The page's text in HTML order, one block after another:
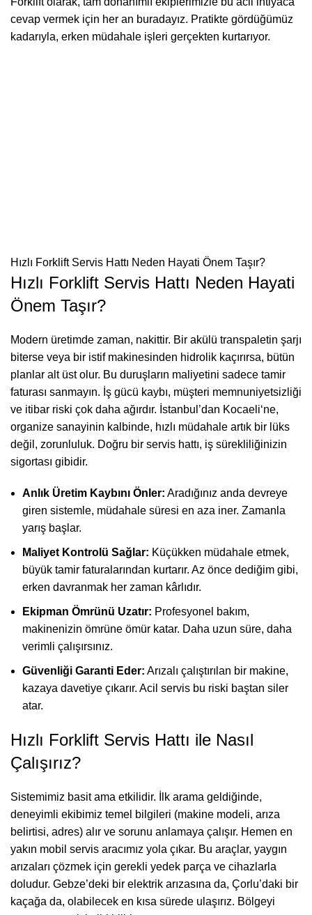
cevap vermek için her an buradayız. Pratikte gördüğümüz
kadarıyla, erken müdahale işleri gerçekten kurtarıyor.
Hızlı Forklift Servis Hattı Neden Hayati Önem Taşır?
Hızlı Forklift Servis Hattı Neden Hayati
Önem Taşır?
Modern üretimde zaman, nakittir. Bir akülü transpaletin şarjı
biterse veya bir istif makinesinden hidrolik kaçırırsa, bütün
planlar alt üst olur. Bu duruşların maliyetini sadece tamir
faturası sanmayın. İş gücü kaybı, müşteri memnuniyetsizliği
ve itibar riski çok daha ağırdır. İstanbul’dan Kocaeli‘ne,
organize sanayinin kalbinde, hızlı müdahale artık bir lüks
değil, zorunluluk. Doğru bir servis hattı, iş sürekliliğinizin
sigortası gibidir.
Anlık Üretim Kaybını Önler: Aradığınız anda devreye
giren sistemle, müdahale süresi en aza iner. Zamanla
yarış başlar.
Maliyet Kontrolü Sağlar: Küçükken müdahale etmek,
büyük tamir faturalarından kurtarır. Az önce dediğim gibi,
erken davranmak her zaman kârlıdır.
Ekipman Ömrünü Uzatır: Profesyonel bakım,
makinenizin ömrüne ömür katar. Daha uzun süre, daha
verimli çalışırsınız.
Güvenliği Garanti Eder: Arızalı çalıştırılan bir makine,
kazaya davetiye çıkarır. Acil servis bu riski baştan siler
atar.
Hızlı Forklift Servis Hattı ile Nasıl
Çalışırız?
Sistemimiz basit ama etkilidir. İlk arama geldiğinde,
deneyimli ekibimiz temel bilgileri (makine modeli, arıza
belirtisi, adres) alır ve sorunu anlamaya çalışır. Hemen en
yakın mobil servis aracımız yola çıkar. Bu araçlar, yaygın
arızaları çözmek için gerekli yedek parça ve cihazlarla
doludur. Gebze’deki bir elektrik arızasına da, Çorlu’daki bir
kaçağa da, olabilecek en kısa sürede ulaşırız. Bölgeyi